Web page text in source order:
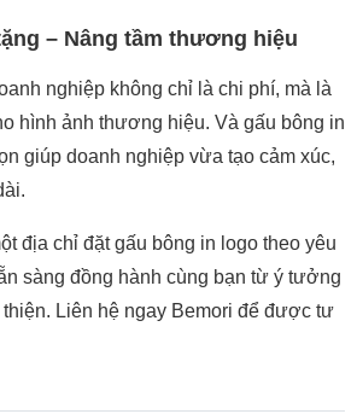
– Nâng tầm thương hiệu
nghiệp không chỉ là chi phí, mà là
hình ảnh thương hiệu. Và gấu bông in
giúp doanh nghiệp vừa tạo cảm xúc,
địa chỉ đặt gấu bông in logo theo yêu
sàng đồng hành cùng bạn từ ý tưởng
Liên hệ ngay Bemori để được tư